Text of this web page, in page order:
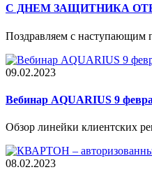
С ДНЕМ ЗАЩИТНИКА
Поздравляем с наступающим
09.02.2023
Вебинар AQUARIUS 9
Обзор линейки клиентских
08.02.2023